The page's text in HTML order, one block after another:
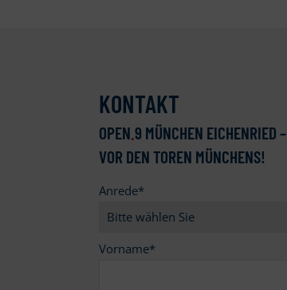
KONTAKT
OPEN.9 MÜNCHEN EICHENRIED –
VOR DEN TOREN MÜNCHENS!
Anrede*
Vorname*